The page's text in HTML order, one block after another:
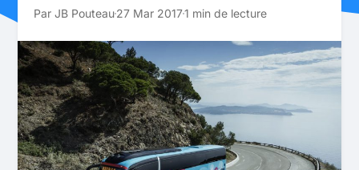
Par JB Pouteau27 Mar 20171 min de lecture